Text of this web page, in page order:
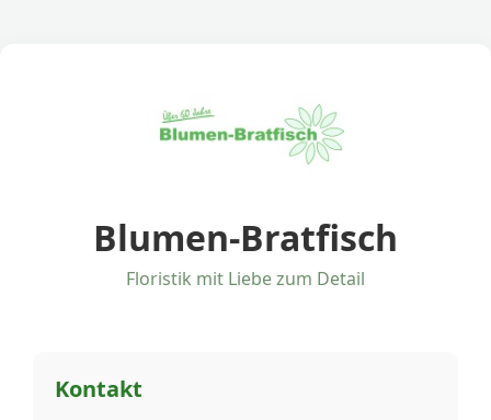
Blumen-Bratfisch
Floristik mit Liebe zum Detail
Kontakt